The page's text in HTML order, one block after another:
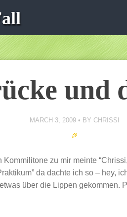
und
MARCH 3, 2009 BY CHRISSI
Kommilitone zu mir meinte
da dachte ich so – hey,
über die Lippen gekommen.